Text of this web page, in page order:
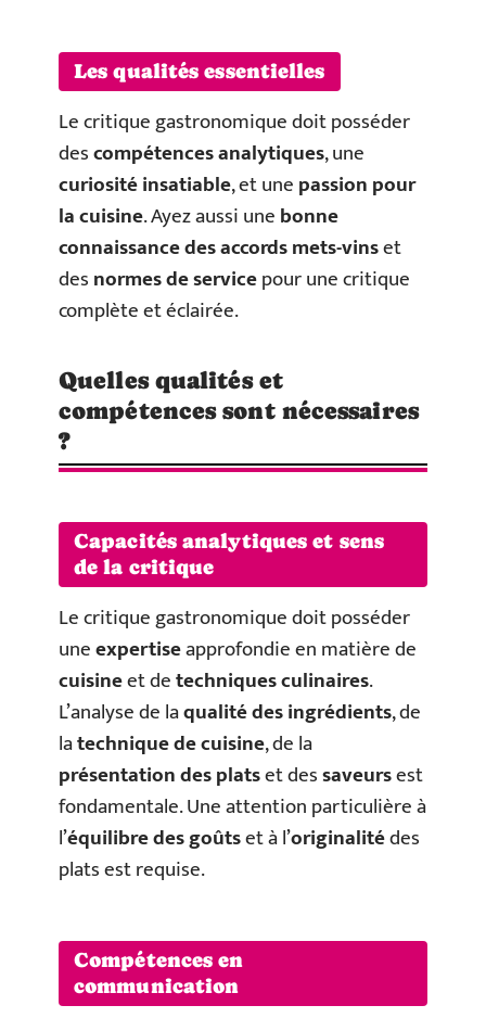
Les qualités essentielles
Le critique gastronomique doit posséder
descompétences analytiques, une
curiosité insatiable, et unepassion pour
la cuisine. Ayez aussi unebonne
connaissance des accords mets-vinset
desnormes de servicepour une critique
complète et éclairée.
Quelles qualités et
compétences sont nécessaires
?
Capacités analytiques et sens
de la critique
Le critique gastronomique doit posséder
uneexpertiseapprofondie en matière de
cuisineet detechniques culinaires.
L’analyse de laqualité des ingrédients, de
latechnique de cuisine, de la
présentation des platset dessaveursest
fondamentale. Une attention particulière à
l’équilibre des goûtset à l’originalitédes
plats est requise.
Compétences en
communication